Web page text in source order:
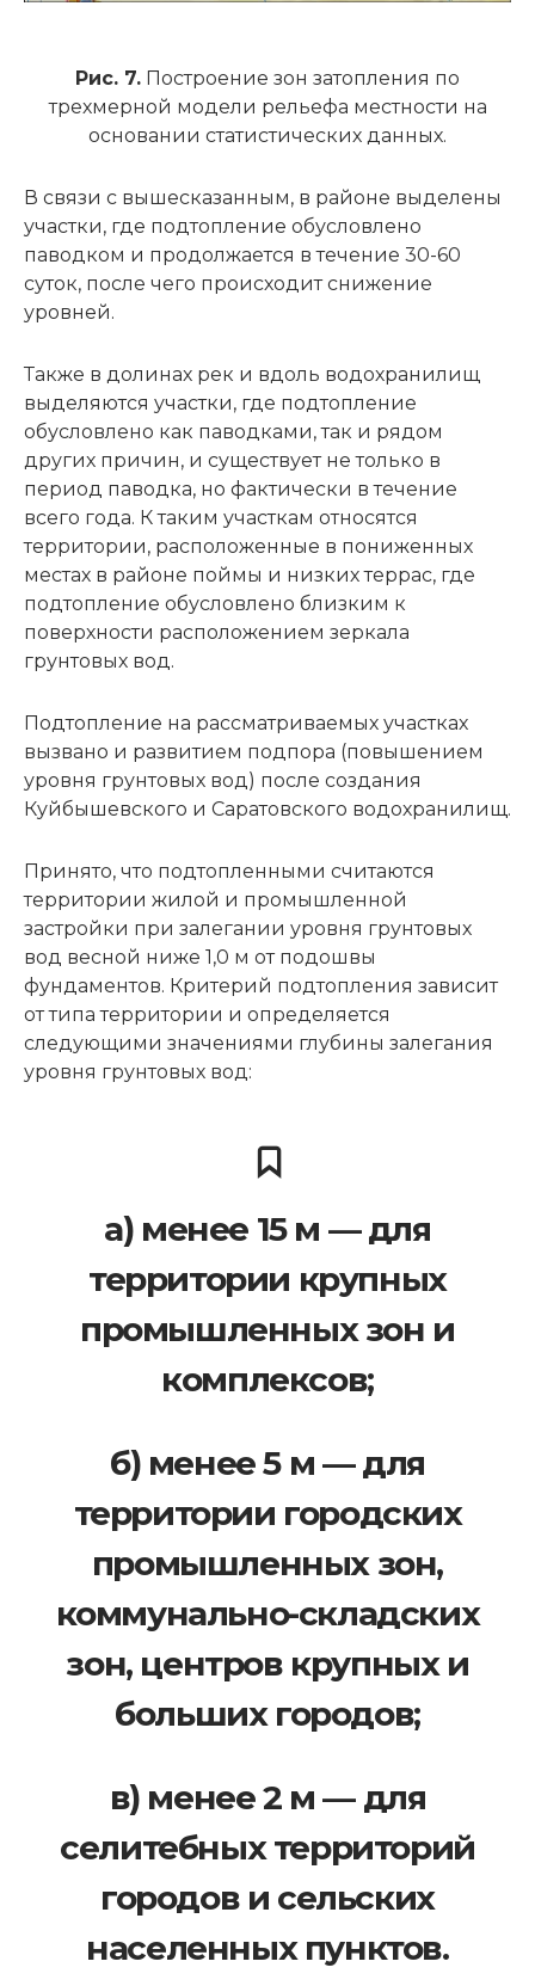
Рис. 7. Построение зон затопления по
трехмерной модели рельефа местности на
основании статистических данных.
В связи с вышесказанным, в районе выделены
участки, где подтопление обусловлено
паводком и продолжается в течение 30-60
суток, после чего происходит снижение
уровней.
Также в долинах рек и вдоль водохранилищ
выделяются участки, где подтопление
обусловлено как паводками, так и рядом
других причин, и существует не только в
период паводка, но фактически в течение
всего года. К таким участкам относятся
территории, расположенные в пониженных
местах в районе поймы и низких террас, где
подтопление обусловлено близким к
поверхности расположением зеркала
грунтовых вод.
Подтопление на рассматриваемых участках
вызвано и развитием подпора (повышением
уровня грунтовых вод) после создания
Куйбышевского и Саратовского водохранилищ.
Принято, что подтопленными считаются
территории жилой и промышленной
застройки при залегании уровня грунтовых
вод весной ниже 1,0 м от подошвы
фундаментов. Критерий подтопления зависит
от типа территории и определяется
следующими значениями глубины залегания
уровня грунтовых вод:
а) менее 15 м — для
территории крупных
промышленных зон и
комплексов;
б) менее 5 м — для
территории городских
промышленных зон,
коммунально-складских
зон, центров крупных и
больших городов;
в) менее 2 м — для
селитебных территорий
городов и сельских
населенных пунктов.